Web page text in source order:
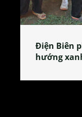
Làng làm
tỏa đặc